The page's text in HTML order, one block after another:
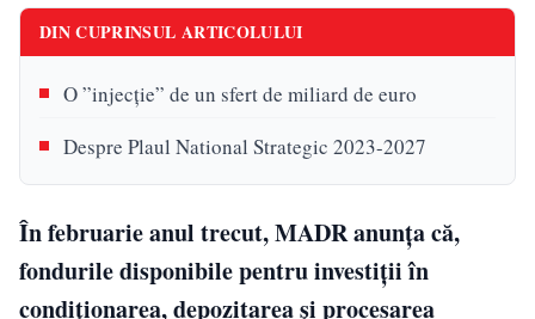
DIN CUPRINSUL ARTICOLULUI
O ”injecție” de un sfert de miliard de euro
Despre Plaul National Strategic 2023-2027
În februarie anul trecut, MADR anunța că,
fondurile disponibile pentru investiții în
condiționarea, depozitarea și procesarea